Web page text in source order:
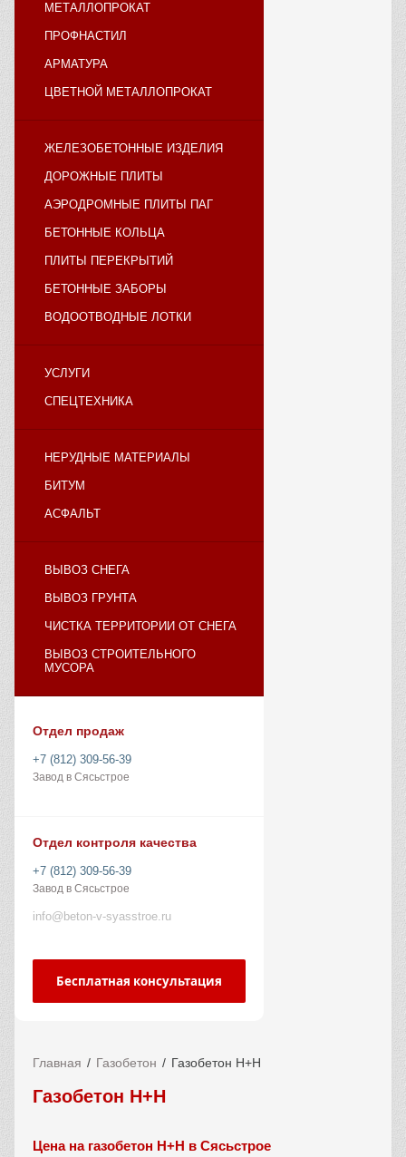
МЕТАЛЛОПРОКАТ
ПРОФНАСТИЛ
АРМАТУРА
ЦВЕТНОЙ МЕТАЛЛОПРОКАТ
ЖЕЛЕЗОБЕТОННЫЕ ИЗДЕЛИЯ
ДОРОЖНЫЕ ПЛИТЫ
АЭРОДРОМНЫЕ ПЛИТЫ ПАГ
БЕТОННЫЕ КОЛЬЦА
ПЛИТЫ ПЕРЕКРЫТИЙ
БЕТОННЫЕ ЗАБОРЫ
ВОДООТВОДНЫЕ ЛОТКИ
УСЛУГИ
СПЕЦТЕХНИКА
НЕРУДНЫЕ МАТЕРИАЛЫ
БИТУМ
АСФАЛЬТ
ВЫВОЗ СНЕГА
ВЫВОЗ ГРУНТА
ЧИСТКА ТЕРРИТОРИИ ОТ СНЕГА
ВЫВОЗ СТРОИТЕЛЬНОГО
МУСОРА
Отдел продаж
+7 (812) 309-56-39
Завод в Сясьстрое
Отдел контроля качества
+7 (812) 309-56-39
Завод в Сясьстрое
info@beton-v-syasstroe.ru
Бесплатная консультация
Главная Газобетон Газобетон Н+Н
Газобетон H+H
Цена на газобетон H+H в Сясьстрое